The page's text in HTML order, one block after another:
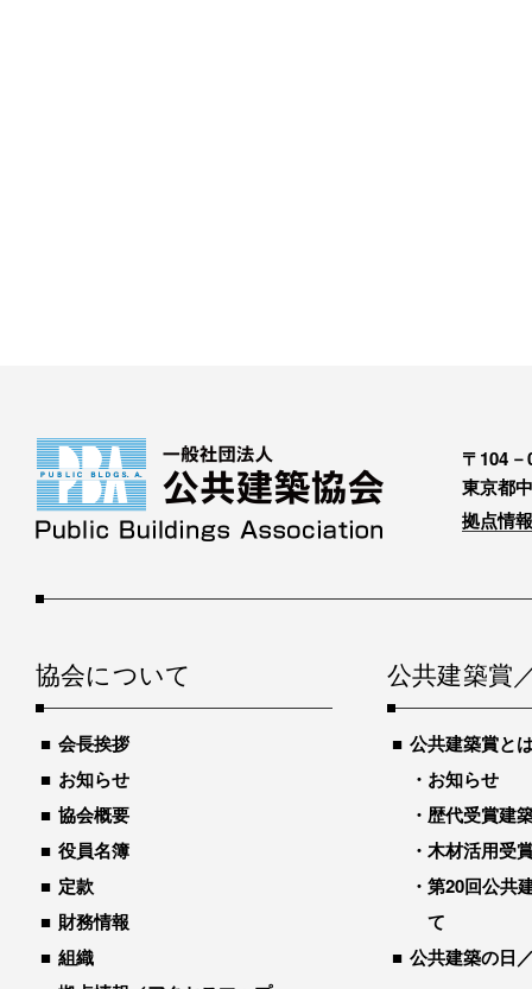
〒104－
東京都
拠点情
協会について
会長挨拶
お知らせ
協会概要
役員名簿
定款
財務情報
組織
公共建築賞
公共建築賞と
お知らせ
歴代受賞建
木材活用受
第20回公共
て
公共建築の日